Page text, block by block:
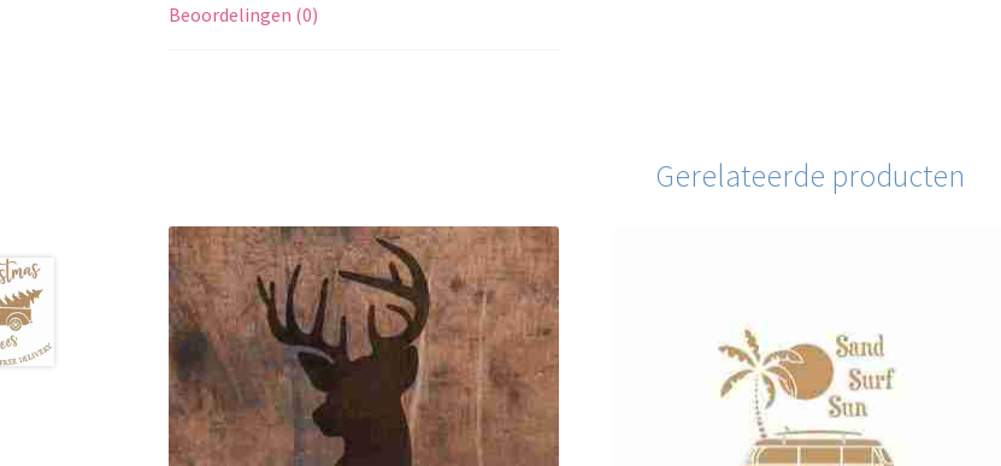
Beoordelingen (0)
Gerelateerde producten